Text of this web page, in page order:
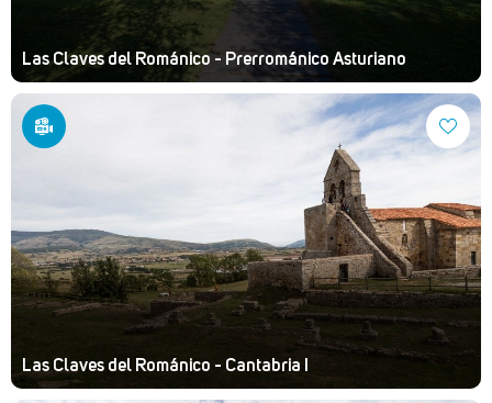
Las Claves del Románico - Prerrománico Asturiano
Las Claves del Románico - Cantabria I